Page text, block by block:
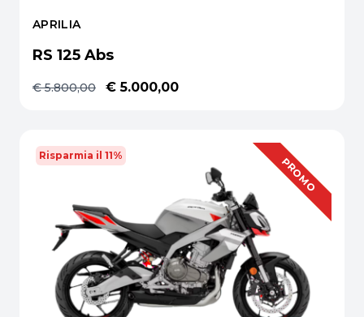
APRILIA
RS 125 Abs
€ 5.800,00 € 5.000,00
OFFERTA
PROMO
Risparmia il 11%